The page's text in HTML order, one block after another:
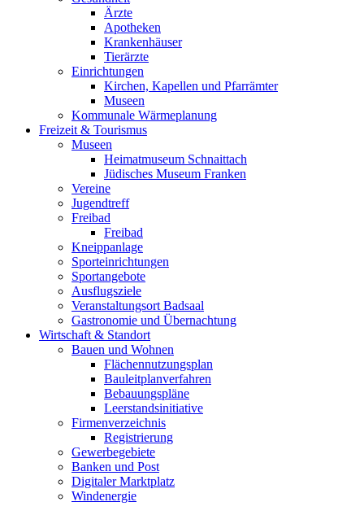
Ärzte
Apotheken
Krankenhäuser
Tierärzte
Einrichtungen
Kirchen, Kapellen und Pfarrämter
Museen
Kommunale Wärmeplanung
Freizeit & Tourismus
Museen
Heimatmuseum Schnaittach
Jüdisches Museum Franken
Vereine
Jugendtreff
Freibad
Freibad
Kneippanlage
Sporteinrichtungen
Sportangebote
Ausflugsziele
Veranstaltungsort Badsaal
Gastronomie und Übernachtung
Wirtschaft & Standort
Bauen und Wohnen
Flächennutzungsplan
Bauleitplanverfahren
Bebauungspläne
Leerstandsinitiative
Firmenverzeichnis
Registrierung
Gewerbegebiete
Banken und Post
Digitaler Marktplatz
Windenergie